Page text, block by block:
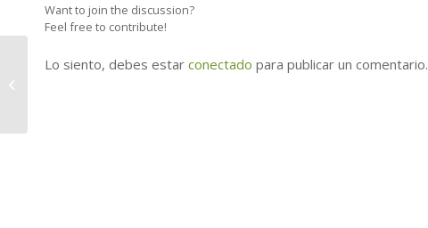
Want to join the discussion?
Feel free to contribute!
Lo siento, debes estar conectado para publicar un comentario.
Cómo Convertir Innovación en